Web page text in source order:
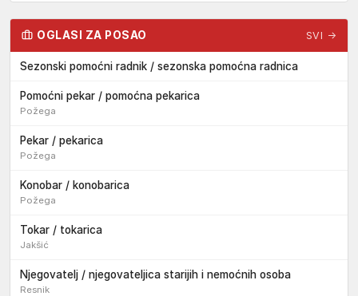
OGLASI ZA POSAO SVI →
Sezonski pomoćni radnik / sezonska pomoćna radnica
Pomoćni pekar / pomoćna pekarica
Požega
Pekar / pekarica
Požega
Konobar / konobarica
Požega
Tokar / tokarica
Jakšić
Njegovatelj / njegovateljica starijih i nemoćnih osoba
Resnik